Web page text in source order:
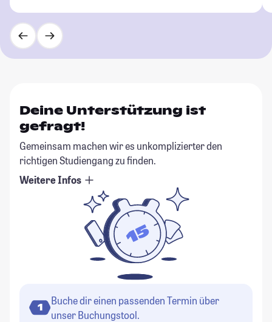
Deine Unterstützung ist
gefragt!
Gemeinsam machen wir es unkomplizierter den
richtigen Studiengang zu finden.
Weitere Infos
1
Buche dir einen passenden Termin über
unser Buchungstool.